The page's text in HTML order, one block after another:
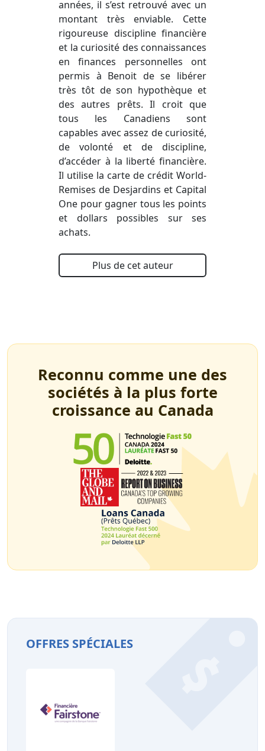
années, il s’est retrouvé avec un
montant très enviable. Cette
rigoureuse discipline financière
et la curiosité des connaissances
en finances personnelles ont
permis à Benoit de se libérer
très tôt de son hypothèque et
des autres prêts. Il croit que
tous les Canadiens sont
capables avec assez de curiosité,
de volonté et de discipline,
d’accéder à la liberté financière.
Il utilise la carte de crédit World-
Remises de Desjardins et Capital
One pour gagner tous les points
et dollars possibles sur ses
achats.
Plus de cet auteur
Reconnu comme une des
sociétés à la plus forte
croissance au Canada
OFFRES SPÉCIALES